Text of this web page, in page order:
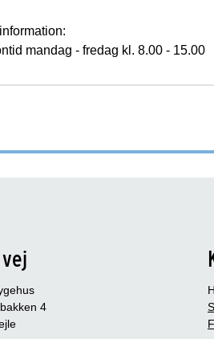
mandag - fredag kl. 8.00 - 15.00
4